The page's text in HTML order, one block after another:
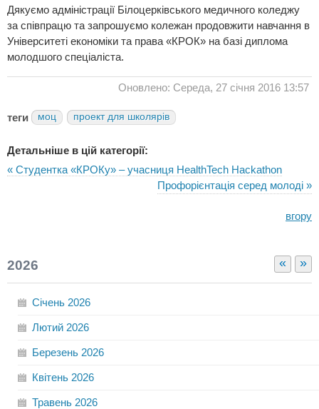
Дякуємо адміністрації Білоцерківського медичного коледжу
за співпрацю та запрошуємо колежан продовжити навчання в
Університеті економіки та права «КРОК» на базі диплома
молодшого спеціаліста.
Оновлено: Середа, 27 січня 2016 13:57
теги моц проект для школярів
Детальніше в цій категорії:
« Студентка «КРОКу» – учасниця HealthTech Hackathon
Профорієнтація серед молоді »
вгору
« »
2026
Січень 2026
Лютий 2026
Березень 2026
Квітень 2026
Травень 2026